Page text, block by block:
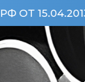
№360)